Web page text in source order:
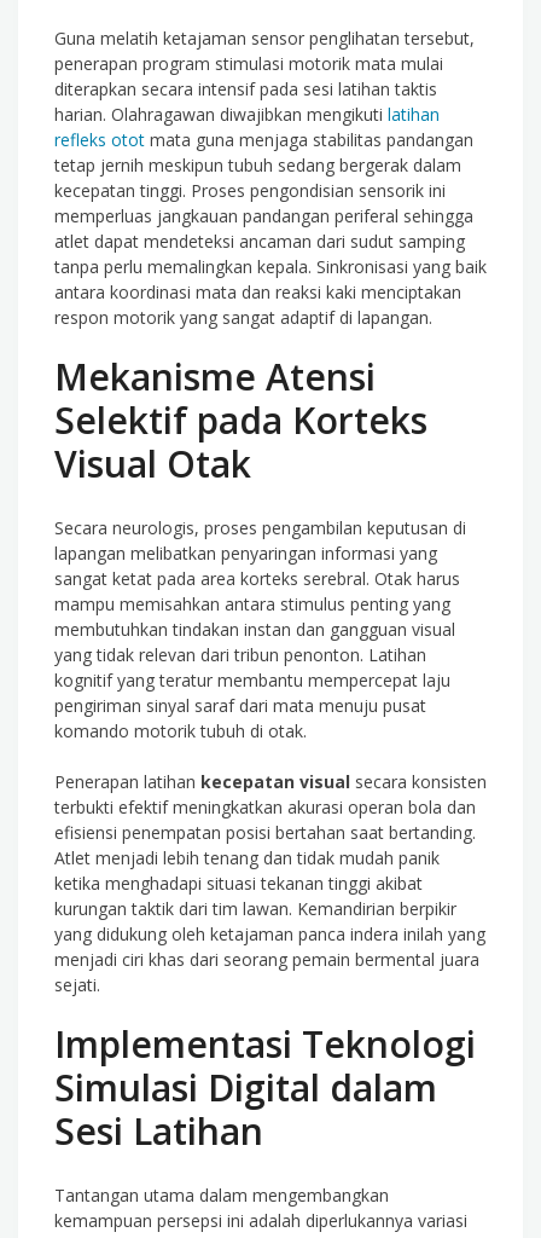
Guna melatih ketajaman sensor penglihatan tersebut,
penerapan program stimulasi motorik mata mulai
diterapkan secara intensif pada sesi latihan taktis
harian. Olahragawan diwajibkan mengikuti latihan
refleks otot mata guna menjaga stabilitas pandangan
tetap jernih meskipun tubuh sedang bergerak dalam
kecepatan tinggi. Proses pengondisian sensorik ini
memperluas jangkauan pandangan periferal sehingga
atlet dapat mendeteksi ancaman dari sudut samping
tanpa perlu memalingkan kepala. Sinkronisasi yang baik
antara koordinasi mata dan reaksi kaki menciptakan
respon motorik yang sangat adaptif di lapangan.
Mekanisme Atensi
Selektif pada Korteks
Visual Otak
Secara neurologis, proses pengambilan keputusan di
lapangan melibatkan penyaringan informasi yang
sangat ketat pada area korteks serebral. Otak harus
mampu memisahkan antara stimulus penting yang
membutuhkan tindakan instan dan gangguan visual
yang tidak relevan dari tribun penonton. Latihan
kognitif yang teratur membantu mempercepat laju
pengiriman sinyal saraf dari mata menuju pusat
komando motorik tubuh di otak.
Penerapan latihan kecepatan visual secara konsisten
terbukti efektif meningkatkan akurasi operan bola dan
efisiensi penempatan posisi bertahan saat bertanding.
Atlet menjadi lebih tenang dan tidak mudah panik
ketika menghadapi situasi tekanan tinggi akibat
kurungan taktik dari tim lawan. Kemandirian berpikir
yang didukung oleh ketajaman panca indera inilah yang
menjadi ciri khas dari seorang pemain bermental juara
sejati.
Implementasi Teknologi
Simulasi Digital dalam
Sesi Latihan
Tantangan utama dalam mengembangkan
kemampuan persepsi ini adalah diperlukannya variasi